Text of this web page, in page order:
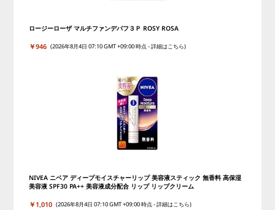
ロージーローザ マルチファンデパフ３Ｐ ROSY ROSA
￥946 (2026年8月4日 07:10 GMT +09:00 時点 -詳細はこちら)
NIVEA ニベア ディープモイスチャーリップ 美容液スティック 無香料 高保湿
美容液 SPF30 PA++ 美容液成分配合 リップ リップクリーム
￥1,010 (2026年8月4日 07:10 GMT +09:00 時点 -詳細はこちら)